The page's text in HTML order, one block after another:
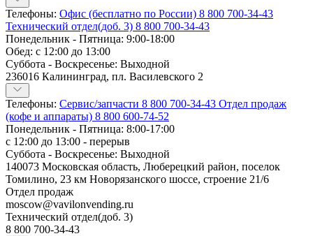
Телефоны: Офис (бесплатно по России) 8 800 700-34-43
Технический отдел(доб. 3) 8 800 700-34-43
Понедельник - Пятница: 9:00-18:00
Обед: с 12:00 до 13:00
Суббота - Воскресенье: Выходной
236016 Калининград, пл. Василевского 2
Телефоны: Сервис/запчасти 8 800 700-34-43 Отдел продаж
(кофе и аппараты) 8 800 600-74-52
Понедельник - Пятница: 8:00-17:00
с 12:00 до 13:00 - перерыв
Суббота - Воскресенье: Выходной
140073 Московская область, Люберецкий район, поселок
Томилино, 23 км Новорязанского шоссе, строение 21/6
Отдел продаж
moscow@vavilonvending.ru
Технический отдел(доб. 3)
8 800 700-34-43